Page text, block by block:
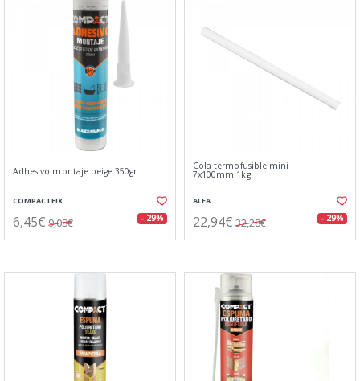
Adhesivo montaje beige 350gr.
COMPACTFIX
6,45€ 9,08€ - 29%
Cola termofusible mini
7x100mm.1kg.
ALFA
22,94€ 32,28€ - 29%